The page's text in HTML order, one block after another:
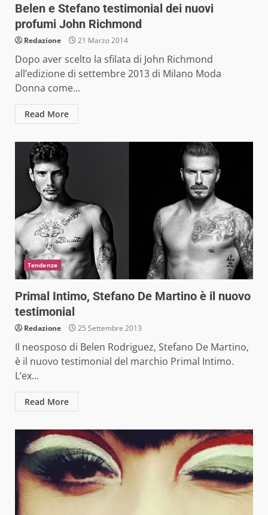
Belen e Stefano testimonial dei nuovi
profumi John Richmond
Redazione 21 Marzo 2014
Dopo aver scelto la sfilata di John Richmond
all’edizione di settembre 2013 di Milano Moda
Donna come...
Read More
Tendenze
Primal Intimo, Stefano De Martino è il nuovo
testimonial
Redazione 25 Settembre 2013
Il neosposo di Belen Rodriguez, Stefano De Martino,
è il nuovo testimonial del marchio Primal Intimo.
L’ex...
Read More